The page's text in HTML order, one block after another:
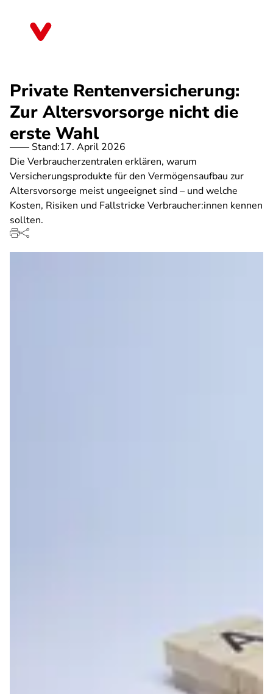
Private Rentenversicherung:
Zur Altersvorsorge nicht die
erste Wahl
Stand:17. April 2026
Die Verbraucherzentralen erklären, warum
Versicherungsprodukte für den Vermögensaufbau zur
Altersvorsorge meist ungeeignet sind – und welche
Kosten, Risiken und Fallstricke Verbraucher:innen kennen
sollten.